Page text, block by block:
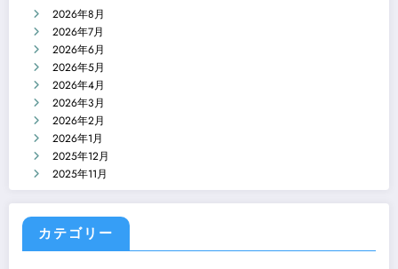
2026年8月
2026年7月
2026年6月
2026年5月
2026年4月
2026年3月
2026年2月
2026年1月
2025年12月
2025年11月
カテゴリー